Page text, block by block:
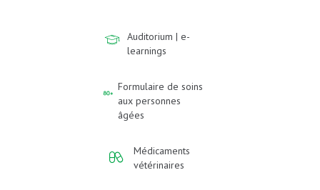
Auditorium | e-
learnings
Formulaire de soins
aux personnes
âgées
Médicaments
vétérinaires